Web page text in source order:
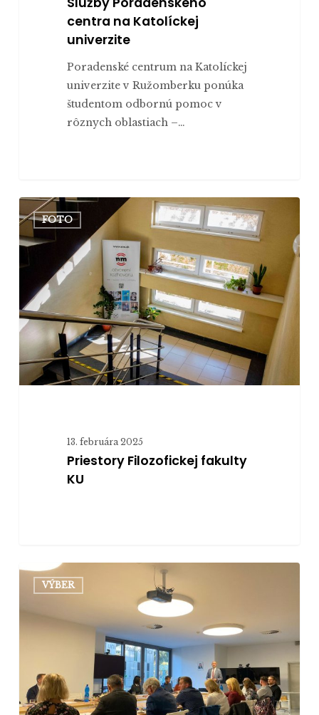
centra na Katolíckej
univerzite
Poradenské centrum na Katolíckej
univerzite v Ružomberku ponúka
študentom odbornú pomoc v
rôznych oblastiach –…
Priestory
Filozofickej
fakulty
FOTO
13. februára 2025
Priestory Filozofickej fakulty
KU
Univerzita
a filozofická
akademického
senátu
VÝBER